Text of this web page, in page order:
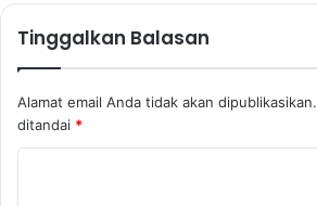
Tinggalkan Balasan
Alamat email Anda tidak akan dipublikasikan.
ditandai *